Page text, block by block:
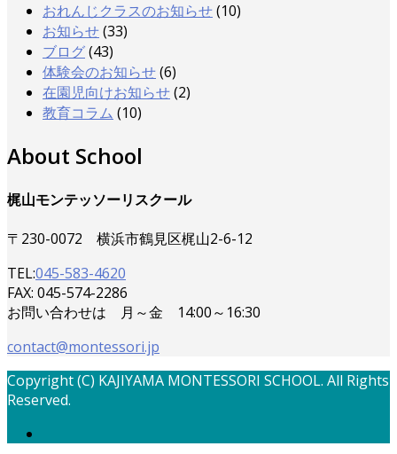
おれんじクラスのお知らせ(10)
お知らせ(33)
ブログ(43)
体験会のお知らせ(6)
在園児向けお知らせ(2)
教育コラム (10)
About School
梶山モンテッソーリスクール
〒230-0072 横浜市鶴見区梶山2-6-12
TEL:045-583-4620
FAX: 045-574-2286
お問い合わせは 月～金 14:00～16:30
contact@montessori.jp
Copyright (C) KAJIYAMA MONTESSORI SCHOOL. All Rights
Reserved.